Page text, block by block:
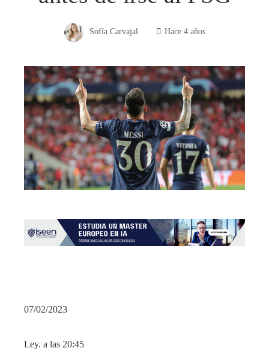
Sofía Carvajal Hace 4 años
07/02/2023
Ley. a las 20:45